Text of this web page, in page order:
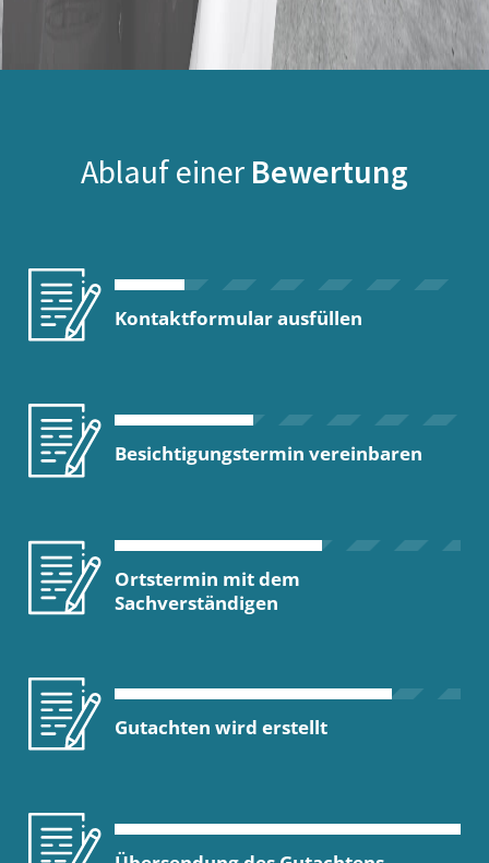
Ablauf einer Bewertung
Kontaktformular ausfüllen
Besichtigungstermin vereinbaren
Ortstermin mit dem
Sachverständigen
Gutachten wird erstellt